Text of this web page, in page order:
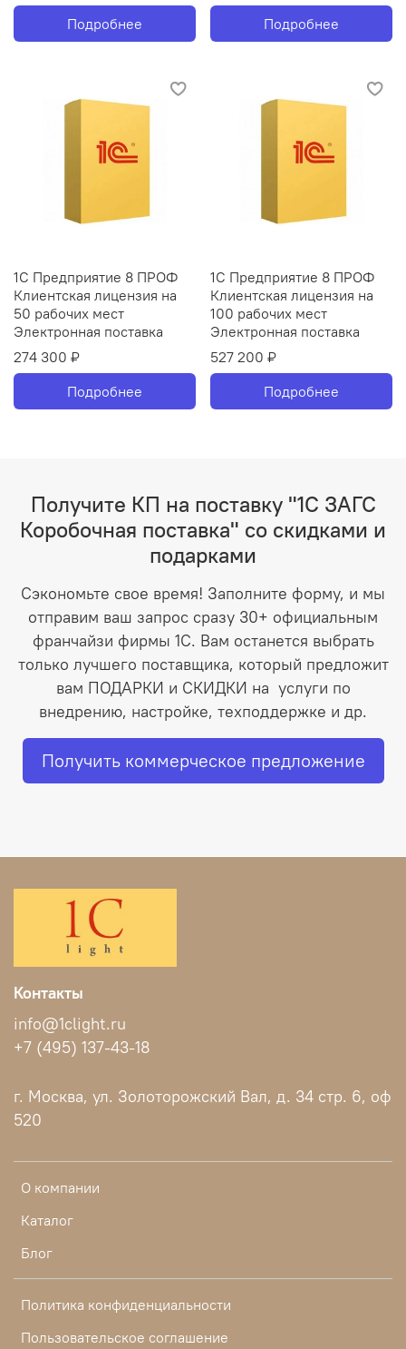
Подробнее
Подробнее
1С Предприятие 8 ПРОФ
Клиентская лицензия на
50 рабочих мест
Электронная поставка
274 300 ₽
Подробнее
1С Предприятие 8 ПРОФ
Клиентская лицензия на
100 рабочих мест
Электронная поставка
527 200 ₽
Подробнее
Получите КП на поставку "1С ЗАГС
Коробочная поставка" со скидками и
подарками
Сэкономьте свое время! Заполните форму, и мы
отправим ваш запрос сразу 30+ официальным
франчайзи фирмы 1С. Вам останется выбрать
только лучшего поставщика, который предложит
вам ПОДАРКИ и СКИДКИ на услуги по
внедрению, настройке, техподдержке и др.
Получить коммерческое предложение
О компании
Каталог
Блог
Политика конфиденциальности
Пользовательское соглашение
Контакты
info@1clight.ru
+7 (495) 137-43-18
г. Москва, ул. Золоторожский Вал, д. 34 стр. 6, оф
520